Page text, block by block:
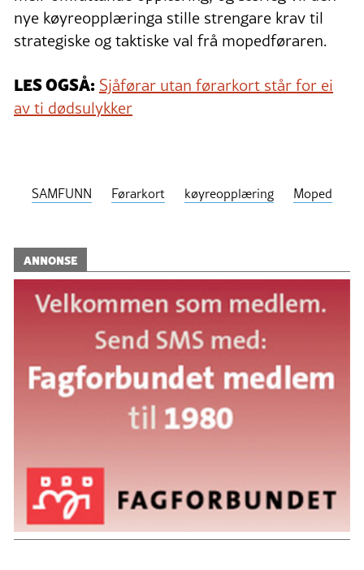
nye køyreopplæringa stille strengare krav til
strategiske og taktiske val frå mopedføraren.
LES OGSÅ: Sjåførar utan førarkort står for ei
av ti dødsulykker
SAMFUNN Førarkort køyreopplæring Moped
ANNONSE